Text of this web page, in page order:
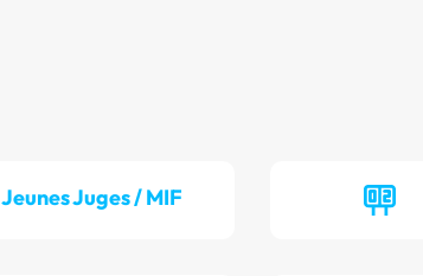
Jeunes Juges / MIF